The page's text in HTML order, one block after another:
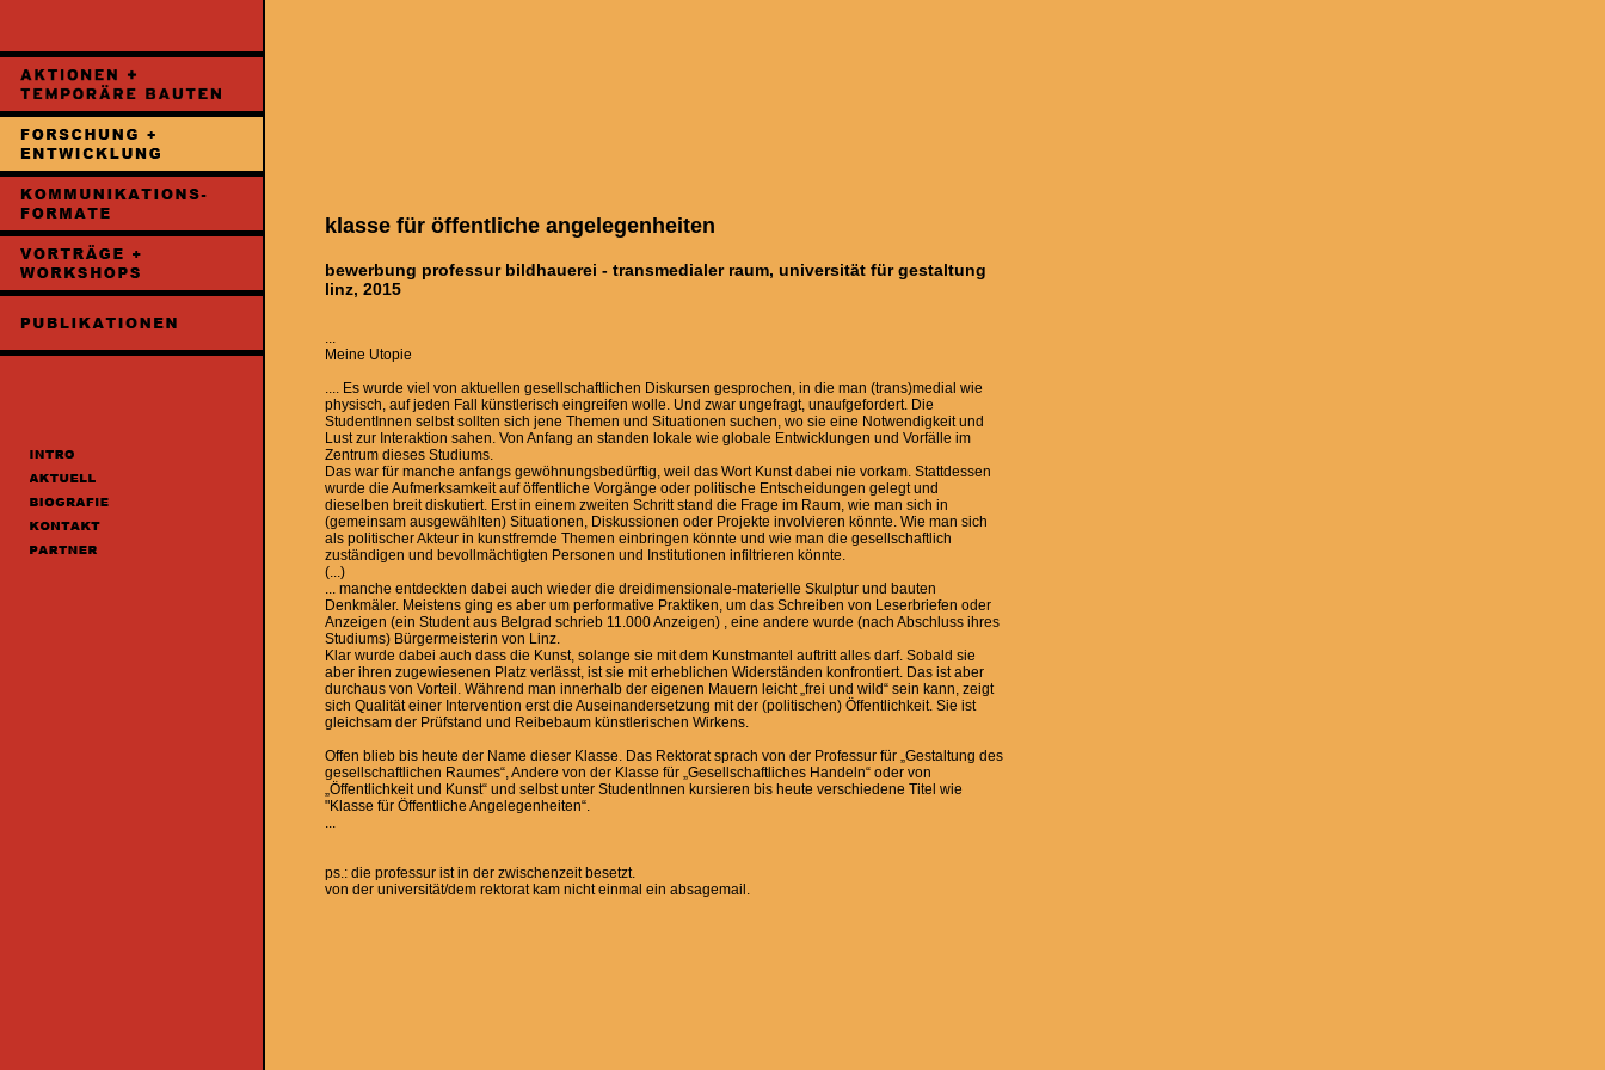
klasse für öffentliche angelegenheiten
bewerbung professur bildhauerei - transmedialer raum, universität für gestaltung
linz, 2015
...
Meine Utopie
.... Es wurde viel von aktuellen gesellschaftlichen Diskursen gesprochen, in die man (trans)medial wie
physisch, auf jeden Fall künstlerisch eingreifen wolle. Und zwar ungefragt, unaufgefordert. Die
StudentInnen selbst sollten sich jene Themen und Situationen suchen, wo sie eine Notwendigkeit und
Lust zur Interaktion sahen. Von Anfang an standen lokale wie globale Entwicklungen und Vorfälle im
Zentrum dieses Studiums.
Das war für manche anfangs gewöhnungsbedürftig, weil das Wort Kunst dabei nie vorkam. Stattdessen
wurde die Aufmerksamkeit auf öffentliche Vorgänge oder politische Entscheidungen gelegt und
dieselben breit diskutiert. Erst in einem zweiten Schritt stand die Frage im Raum, wie man sich in
(gemeinsam ausgewählten) Situationen, Diskussionen oder Projekte involvieren könnte. Wie man sich
als politischer Akteur in kunstfremde Themen einbringen könnte und wie man die gesellschaftlich
zuständigen und bevollmächtigten Personen und Institutionen infiltrieren könnte.
(...)
... manche entdeckten dabei auch wieder die dreidimensionale-materielle Skulptur und bauten
Denkmäler. Meistens ging es aber um performative Praktiken, um das Schreiben von Leserbriefen oder
Anzeigen (ein Student aus Belgrad schrieb 11.000 Anzeigen) , eine andere wurde (nach Abschluss ihres
Studiums) Bürgermeisterin von Linz.
Klar wurde dabei auch dass die Kunst, solange sie mit dem Kunstmantel auftritt alles darf. Sobald sie
aber ihren zugewiesenen Platz verlässt, ist sie mit erheblichen Widerständen konfrontiert. Das ist aber
durchaus von Vorteil. Während man innerhalb der eigenen Mauern leicht „frei und wild“ sein kann, zeigt
sich Qualität einer Intervention erst die Auseinandersetzung mit der (politischen) Öffentlichkeit. Sie ist
gleichsam der Prüfstand und Reibebaum künstlerischen Wirkens.
Offen blieb bis heute der Name dieser Klasse. Das Rektorat sprach von der Professur für „Gestaltung des
gesellschaftlichen Raumes“, Andere von der Klasse für „Gesellschaftliches Handeln“ oder von
„Öffentlichkeit und Kunst“ und selbst unter StudentInnen kursieren bis heute verschiedene Titel wie
"Klasse für Öffentliche Angelegenheiten“.
...
ps.: die professur ist in der zwischenzeit besetzt.
von der universität/dem rektorat kam nicht einmal ein absagemail.